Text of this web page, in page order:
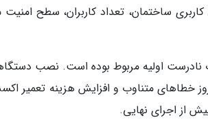
ساختمان، تعداد کاربران، سطح
نادرست اولیه مربوط بوده است. نصب
خطاهای متناوب و افزایش هزینه تعمیر
از اجرای نهایی.